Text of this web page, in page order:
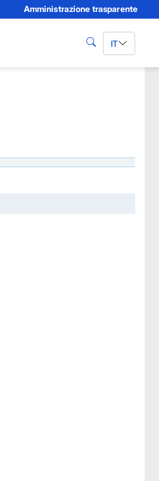
Amministrazione trasparente
cerca IT